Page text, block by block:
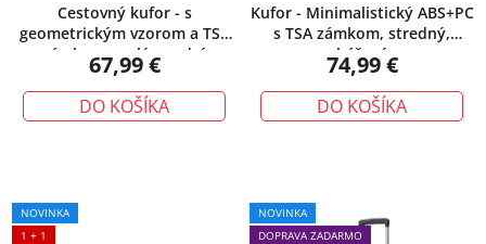
Cestovný kufor - s
geometrickým vzorom a TSA
zámkom, malý, modrý
67,99 €
DO KOŠÍKA
Kufor - Minimalistický ABS+PC
s TSA zámkom, stredný,
béžový
74,99 €
DO KOŠÍKA
NOVINKA
1 + 1
NOVINKA
DOPRAVA ZADARMO